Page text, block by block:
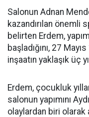
Salonun Adnan
kazandırılan
belirten Erdem,
başladığını, 27
inşaatın yaklaşık üç
Erdem, çocukluk
salonun yapımını
olaylardan biri olarak